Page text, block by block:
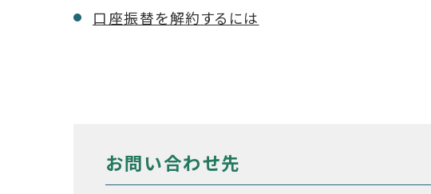
口座振替を解約するには
お問い合わせ先